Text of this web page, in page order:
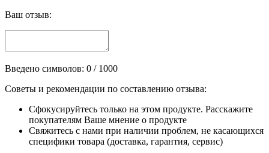
Ваш отзыв:
Введено символов: 0 / 1000
Советы и рекомендации по составлению отзыва:
Сфокусируйтесь только на этом продукте. Расскажите
покупателям Ваше мнение о продукте
Свяжитесь с нами при наличии проблем, не касающихся
специфики товара (доставка, гарантия, сервис)